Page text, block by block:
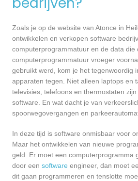
Zoals je op de website van Atonce in
ontwikkelen en verkopen software
computerprogrammatuur en de data die
computerprogrammatuur vroeger
gebruikt werd, kom je het tegenwoordig
apparaten tegen. Niet alleen laptops en
televisies, telefoons en thermostaten
software. En wat dacht je van
spoorwegovergangen en
In deze tijd is software onmisbaar voor
Maar het ontwikkelen van nieuwe
geld. Er moet een computerprogramma
door een software engineer, dan moet
dit gaan programmeren en tenslotte